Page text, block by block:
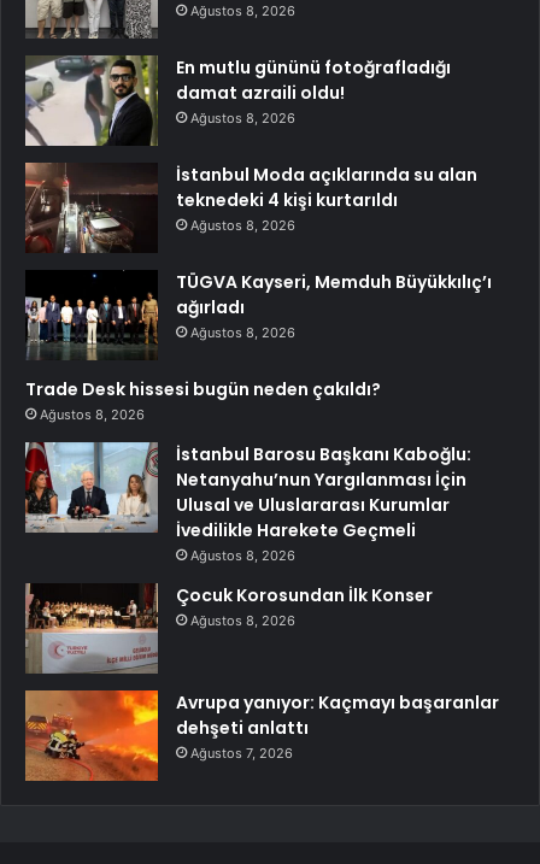
Ağustos 8, 2026
En mutlu gününü fotoğrafladığı
damat azraili oldu!
Ağustos 8, 2026
İstanbul Moda açıklarında su alan
teknedeki 4 kişi kurtarıldı
Ağustos 8, 2026
TÜGVA Kayseri, Memduh Büyükkılıç’ı
ağırladı
Ağustos 8, 2026
Trade Desk hissesi bugün neden çakıldı?
Ağustos 8, 2026
İstanbul Barosu Başkanı Kaboğlu:
Netanyahu’nun Yargılanması İçin
Ulusal ve Uluslararası Kurumlar
İvedilikle Harekete Geçmeli
Ağustos 8, 2026
Çocuk Korosundan İlk Konser
Ağustos 8, 2026
Avrupa yanıyor: Kaçmayı başaranlar
dehşeti anlattı
Ağustos 7, 2026